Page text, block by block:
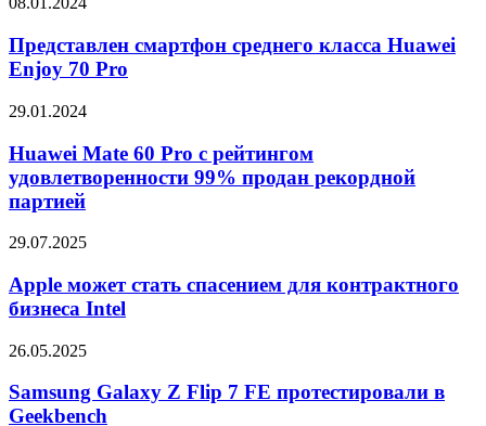
S21
в
четыре
среднего
класса
Huawei
70
Представлен смартфон среднего класса Huawei
Enjoy 70 Pro
Huawei
60
Pro
с
рейтингом
99%
рекордной
партией
29.01.2024
Huawei Mate 60 Pro с рейтингом
удовлетворенности 99% продан рекордной
партией
Apple
стать
спасением
для
бизнеса
29.07.2025
Apple может стать спасением для контрактного
бизнеса Intel
Samsung
Z
Flip
26.05.2025
Samsung Galaxy Z Flip 7 FE протестировали в
Geekbench